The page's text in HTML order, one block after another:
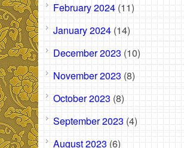
February 2024 (11)
January 2024 (14)
December 2023 (10)
November 2023 (8)
October 2023 (8)
September 2023 (4)
August 2023 (6)